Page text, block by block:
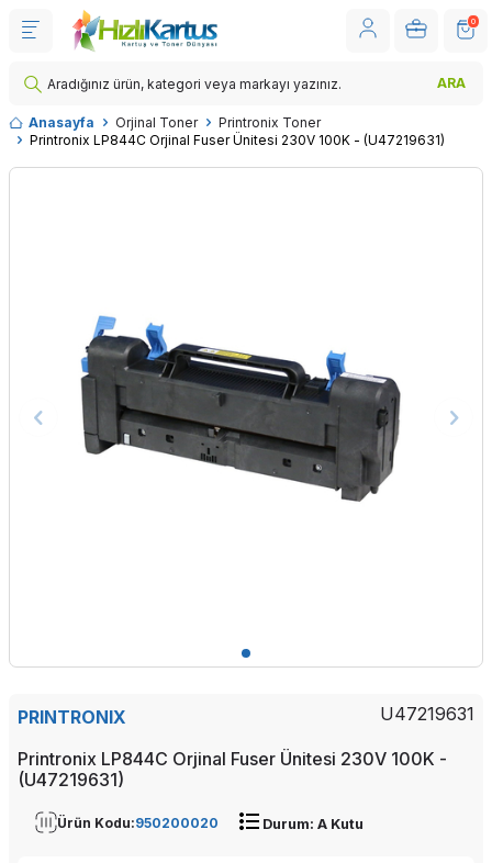
ARA
0
Anasayfa Orjinal Toner
Printronix Toner
Printronix LP844C Orjinal Fuser Ünitesi 230V 100K - (U47219631)
PRINTRONIX U47219631
Printronix LP844C Orjinal Fuser Ünitesi 230V 100K -
(U47219631)
Ürün Kodu:950200020 Durum: A Kutu